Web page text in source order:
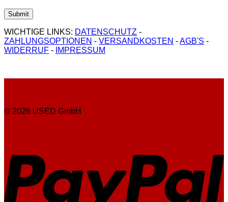
WICHTIGE LINKS: DATENSCHUTZ -
ZAHLUNGSOPTIONEN - VERSANDKOSTEN -AGB'S -
WIDERRUF - IMPRESSUM
© 2026 USED GmbH